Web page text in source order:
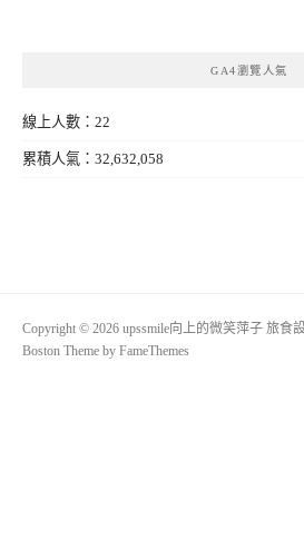
GA4瀏覽人氣
線上人數：22
累積人氣：32,632,058
Copyright © 2026 upssmile向上的微笑萍子 旅食
Boston Theme by FameThemes